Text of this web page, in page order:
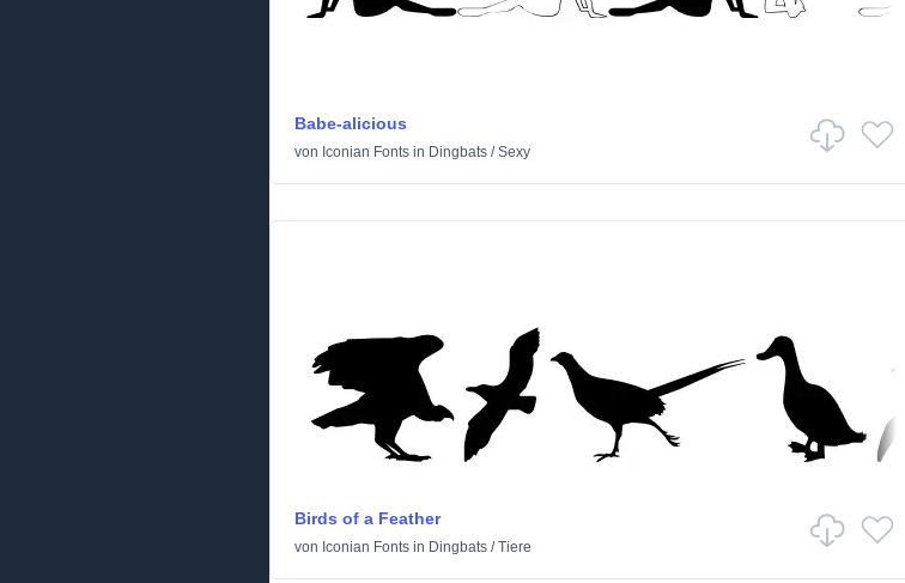
Babe-alicious
von Iconian Fonts in Dingbats /Sexy
Birds of a Feather
von Iconian Fonts in Dingbats /Tiere